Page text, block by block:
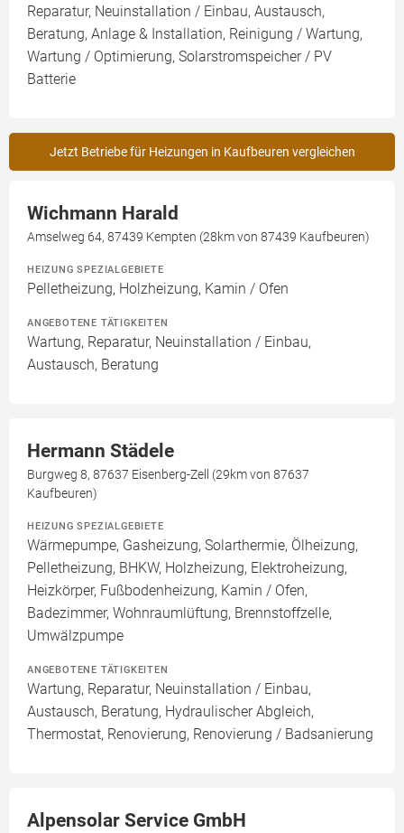
Reparatur, Neuinstallation / Einbau, Austausch,
Beratung, Anlage & Installation, Reinigung / Wartung,
Wartung / Optimierung, Solarstromspeicher / PV
Batterie
Jetzt Betriebe für Heizungen in Kaufbeuren vergleichen
Wichmann Harald
Amselweg 64, 87439 Kempten (28km von 87439 Kaufbeuren)
HEIZUNG SPEZIALGEBIETE
Pelletheizung, Holzheizung, Kamin / Ofen
ANGEBOTENE TÄTIGKEITEN
Wartung, Reparatur, Neuinstallation / Einbau,
Austausch, Beratung
Hermann Städele
Burgweg 8, 87637 Eisenberg-Zell (29km von 87637
Kaufbeuren)
HEIZUNG SPEZIALGEBIETE
Wärmepumpe, Gasheizung, Solarthermie, Ölheizung,
Pelletheizung, BHKW, Holzheizung, Elektroheizung,
Heizkörper, Fußbodenheizung, Kamin / Ofen,
Badezimmer, Wohnraumlüftung, Brennstoffzelle,
Umwälzpumpe
ANGEBOTENE TÄTIGKEITEN
Wartung, Reparatur, Neuinstallation / Einbau,
Austausch, Beratung, Hydraulischer Abgleich,
Thermostat, Renovierung, Renovierung / Badsanierung
Alpensolar Service GmbH